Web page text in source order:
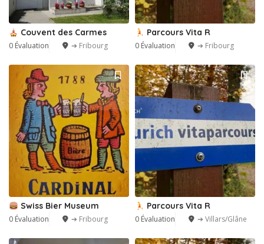
Couvent des Carmes
0 Évaluation ➔ Fribourg
Parcours Vita R
0 Évaluation ➔ Fribourg
Swiss Bier Museum
0 Évaluation ➔ Fribourg
Parcours Vita R
0 Évaluation ➔ Villars/Glâne